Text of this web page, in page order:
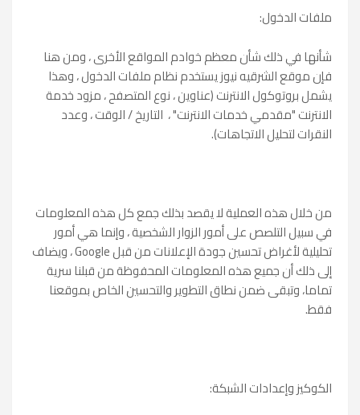
ملفات الدخول:
شأنها في ذلك شأن معظم خوادم المواقع الأخرى ، ومن هنا
فإن موقع الشرقيه نيوز يستخدم نظام ملفات الدخول ، وهذا
يشمل بروتوكول الانترنت (عناوين ، نوع المتصفح ، مزود خدمة
الانترنت "مقدمي خدمات الانترنت" ، التاريخ / الوقت ، وعدد
النقرات لتحليل الاتجاهات).
من خلال هذه العملية لا يقصد بذلك جمع كل هذه المعلومات
في سبيل التلصص على أمور الزوار الشخصية ، وإنما هي أمور
تحليلية لأغراض تحسين جودة الإعلانات من قبل Google ، ويضاف
إلى ذلك أن جميع هذه المعلومات المحفوظة من قبلنا سرية
تماما، وتبقى ضمن نطاق التطوير والتحسين الخاص بموقعنا
فقط.
الكوكيز وإعدادات الشبكة: